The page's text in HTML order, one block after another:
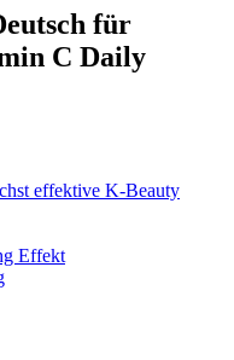
für
C Daily
effektive K-Beauty
Effekt